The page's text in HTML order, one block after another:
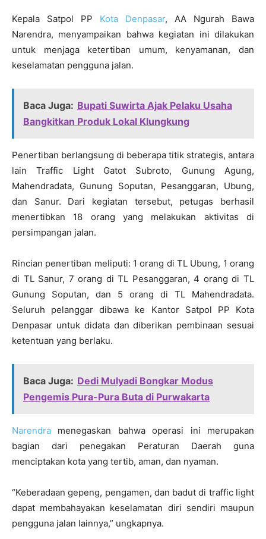
Kepala Satpol PP Kota Denpasar, AA Ngurah Bawa
Narendra, menyampaikan bahwa kegiatan ini dilakukan
untuk menjaga ketertiban umum, kenyamanan, dan
keselamatan pengguna jalan.
Baca Juga: Bupati Suwirta Ajak Pelaku Usaha
Bangkitkan Produk Lokal Klungkung
Penertiban berlangsung di beberapa titik strategis, antara
lain Traffic Light Gatot Subroto, Gunung Agung,
Mahendradata, Gunung Soputan, Pesanggaran, Ubung,
dan Sanur. Dari kegiatan tersebut, petugas berhasil
menertibkan 18 orang yang melakukan aktivitas di
persimpangan jalan.
Rincian penertiban meliputi: 1 orang di TL Ubung, 1 orang
di TL Sanur, 7 orang di TL Pesanggaran, 4 orang di TL
Gunung Soputan, dan 5 orang di TL Mahendradata.
Seluruh pelanggar dibawa ke Kantor Satpol PP Kota
Denpasar untuk didata dan diberikan pembinaan sesuai
ketentuan yang berlaku.
Baca Juga: Dedi Mulyadi Bongkar Modus
Pengemis Pura-Pura Buta di Purwakarta
Narendra menegaskan bahwa operasi ini merupakan
bagian dari penegakan Peraturan Daerah guna
menciptakan kota yang tertib, aman, dan nyaman.
“Keberadaan gepeng, pengamen, dan badut di traffic light
dapat membahayakan keselamatan diri sendiri maupun
pengguna jalan lainnya,” ungkapnya.